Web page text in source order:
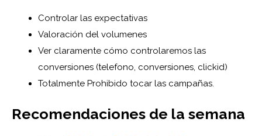
Controlar las expectativas
Valoración del volumenes
Ver claramente cómo controlaremos las
conversiones (telefono, conversiones, clickid)
Totalmente Prohibido tocar las campañas.
Recomendaciones de la semana